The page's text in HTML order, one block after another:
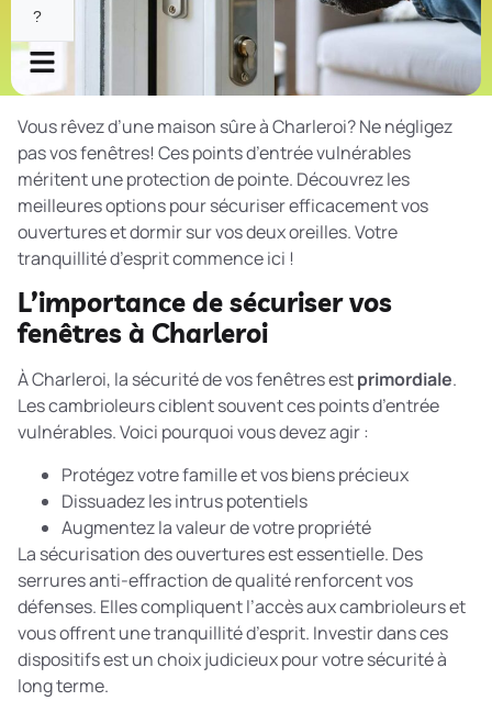
Vous rêvez d’une maison sûre à Charleroi? Ne négligez
pas vos fenêtres! Ces points d’entrée vulnérables
méritent une protection de pointe. Découvrez les
meilleures options pour sécuriser efficacement vos
ouvertures et dormir sur vos deux oreilles. Votre
tranquillité d’esprit commence ici !
L’importance de sécuriser vos
fenêtres à Charleroi
À Charleroi, la sécurité de vos fenêtres estprimordiale.
Les cambrioleurs ciblent souvent ces points d’entrée
vulnérables. Voici pourquoi vous devez agir :
Protégez votre famille et vos biens précieux
Dissuadez les intrus potentiels
Augmentez la valeur de votre propriété
La sécurisation des ouverturesest essentielle. Des
serrures anti-effraction de qualité renforcent vos
défenses. Elles compliquent l’accès aux cambrioleurs et
vous offrent une tranquillité d’esprit. Investir dans ces
dispositifs est un choix judicieux pour votre sécurité à
long terme.
?